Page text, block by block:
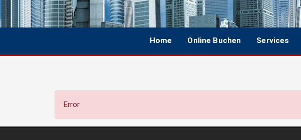
Home Online Buchen Services
Error